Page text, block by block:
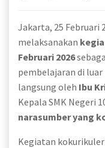
Jakarta, 25 Februari
melaksanakan
Februari 2026
pembelajaran di
langsung oleh Ibu
Kepala SMK Negeri
narasumber yang
Kegiatan